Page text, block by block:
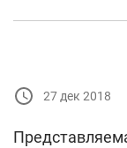
27 дек 2018